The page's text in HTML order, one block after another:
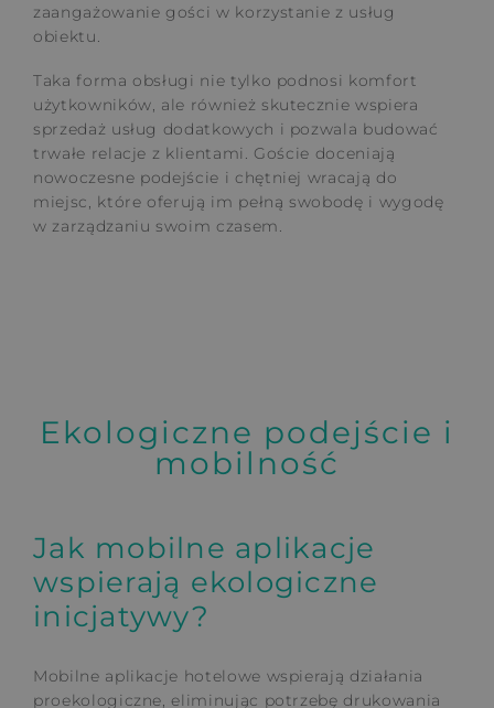
zaangażowanie gości w korzystanie z usług
obiektu.
Taka forma obsługi nie tylko podnosi komfort
użytkowników, ale również skutecznie wspiera
sprzedaż usług dodatkowych i pozwala budować
trwałe relacje z klientami. Goście doceniają
nowoczesne podejście i chętniej wracają do
miejsc, które oferują im pełną swobodę i wygodę
w zarządzaniu swoim czasem.
Ekologiczne podejście i
mobilność
Jak mobilne aplikacje
wspierają ekologiczne
inicjatywy?
Mobilne aplikacje hotelowe wspierają działania
proekologiczne, eliminując potrzebę drukowania